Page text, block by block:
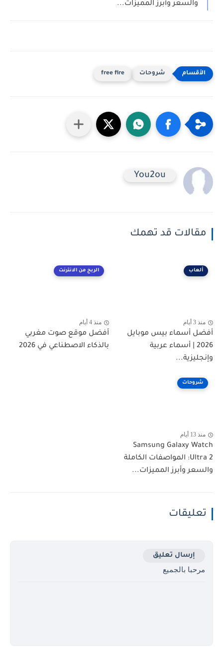
والسعر وأبرز المميزات...
شروحات free fire
You2ou
مقالات قد تهمك
ألعاب
منذ 3 أيام
أفضل أسماء بيس موبايل
2026 | أسماء عربية
وإنجليزية...
الربح من الانترنت
منذ 4 أيام
أفضل موقع صوت مغربي
بالذكاء الاصطناعي في 2026
شروحات
منذ 13 أيام
Samsung Galaxy Watch
Ultra 2: المواصفات الكاملة
والسعر وأبرز المميزات...
تعليقات
إرسال تعليق
مرحبا بالجميع